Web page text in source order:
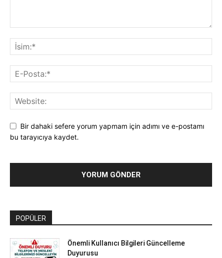
Bir dahaki sefere yorum yapmam için adımı ve e-postamı
bu tarayıcıya kaydet.
POPÜLER
Önemli Kullanıcı Bilgileri Güncelleme
Duyurusu